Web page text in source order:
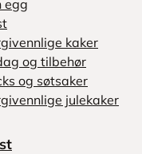
egg
kaker
og tilbehør
og søtsaker
julekaker